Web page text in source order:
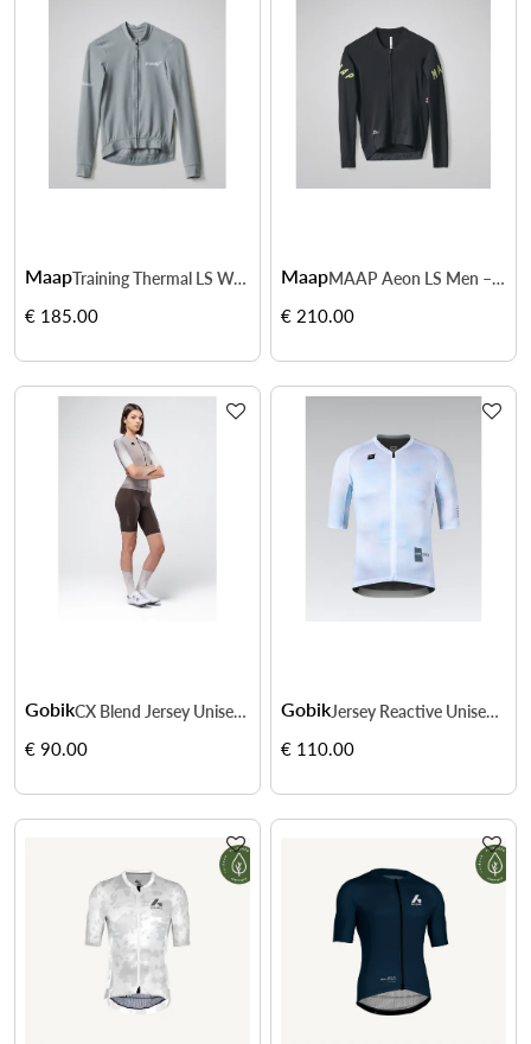
Maap Training Thermal LS Women - roulez au chaud
€ 185.00
Maap MAAP Aeon LS Men – respirant et technique
€ 210.00
Gobik CX Blend Jersey Unisex - fraîcheur et performance sur la route
€ 90.00
Gobik Jersey Reactive Unisex - vitesse par forte chaleur
€ 110.00